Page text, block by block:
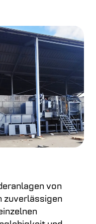
von
zuverlässigen